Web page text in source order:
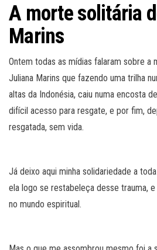
A morte solitária
Marins
Ontem todas as mídias falaram sobre a
Juliana Marins que fazendo uma trilha
altas da Indonésia, caiu numa encosta
difícil acesso para resgate, e por fim,
resgatada, sem vida.
Já deixo aqui minha solidariedade a
ela logo se restabeleça desse trauma,
no mundo espiritual.